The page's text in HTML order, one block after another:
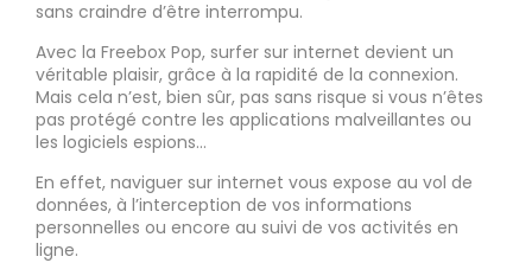
sans craindre d’être interrompu.
Avec la Freebox Pop, surfer sur internet devient un
véritable plaisir, grâce à la rapidité de la connexion.
Mais cela n’est, bien sûr, pas sans risque si vous n’êtes
pas protégé contre les applications malveillantes ou
les logiciels espions…
En effet, naviguer sur internet vous expose au vol de
données, à l’interception de vos informations
personnelles ou encore au suivi de vos activités en
ligne.